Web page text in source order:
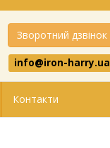
Зворотний дзвінок
info@iron-harry.ua
Контакти